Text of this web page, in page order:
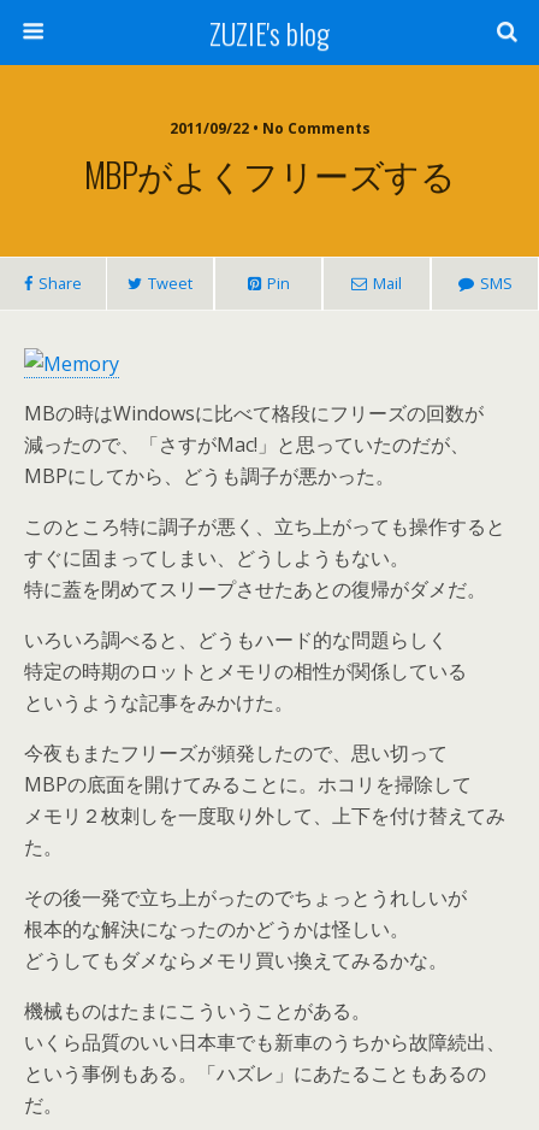
ZUZIE's blog
2011/09/22 • No Comments
MBPがよくフリーズする
Share Tweet Pin Mail SMS
MBの時はWindowsに比べて格段にフリーズの回数が
減ったので、「さすがMac!」と思っていたのだが、
MBPにしてから、どうも調子が悪かった。
このところ特に調子が悪く、立ち上がっても操作すると
すぐに固まってしまい、どうしようもない。
特に蓋を閉めてスリープさせたあとの復帰がダメだ。
いろいろ調べると、どうもハード的な問題らしく
特定の時期のロットとメモリの相性が関係している
というような記事をみかけた。
今夜もまたフリーズが頻発したので、思い切って
MBPの底面を開けてみることに。ホコリを掃除して
メモリ２枚刺しを一度取り外して、上下を付け替えてみ
た。
その後一発で立ち上がったのでちょっとうれしいが
根本的な解決になったのかどうかは怪しい。
どうしてもダメならメモリ買い換えてみるかな。
機械ものはたまにこういうことがある。
いくら品質のいい日本車でも新車のうちから故障続出、
という事例もある。「ハズレ」にあたることもあるの
だ。